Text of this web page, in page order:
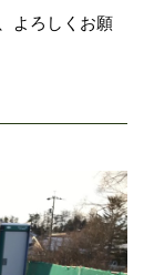
よろしくお願